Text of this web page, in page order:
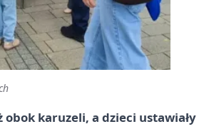
obok karuzeli, a dzieci ustawiały